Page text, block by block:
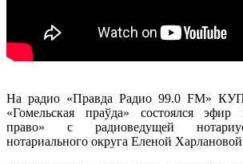
На радио «Правда Радио 99.0 FM» КУП
«Гомельская праўда» состоялся
право» с радиоведущей
нотариального округа Еленой